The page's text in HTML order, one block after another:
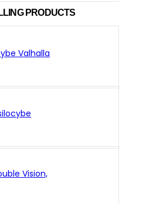
PRODUCTS
Valhalla
Vision,